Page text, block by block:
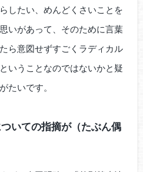
したい、めんどくさいことを
いがあって、そのために言葉
ら意図せずすごくラディカル
いうことなのではないかと疑
たいです。
いての指摘が（たぶん偶